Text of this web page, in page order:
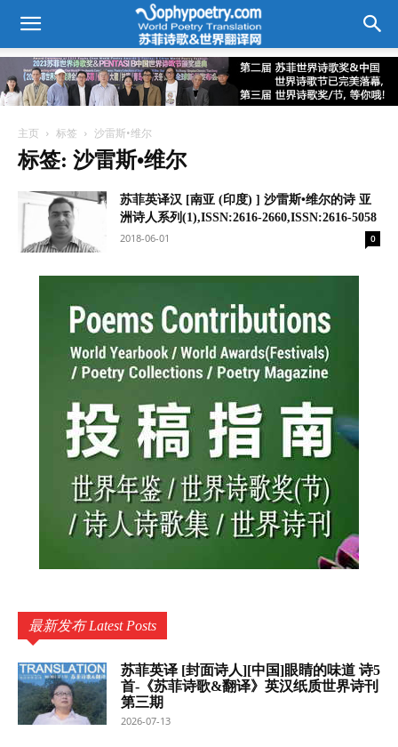
主页 标签 沙雷斯•维尔
标签: 沙雷斯•维尔
苏菲英译汉 [南亚 (印度) ] 沙雷斯•维尔的诗 亚
洲诗人系列(1),ISSN:2616-2660,ISSN:2616-5058
2018-06-01
0
最新发布 Latest Posts
苏菲英译 [封面诗人][中国]眼睛的味道 诗5
首-《苏菲诗歌&翻译》英汉纸质世界诗刊
第三期
2026-07-13